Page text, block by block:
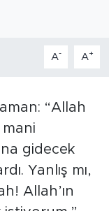
“Allah
mani
gidecek
Yanlış mı,